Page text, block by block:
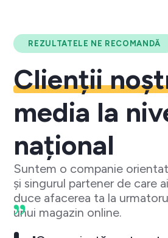
REZULTATELE NE RECOMANDĂ
Clienții
media la
național
Suntem o companie
și singurul partener de care
duce afacerea ta la
unui magazin online.